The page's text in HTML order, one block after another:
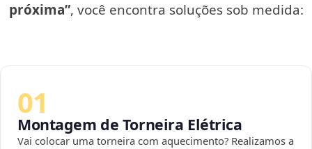
próxima”, você encontra soluções sob medida:
01
Montagem de Torneira Elétrica
Vai colocar uma torneira com aquecimento? Realizamos a